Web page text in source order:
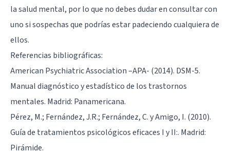
la salud mental, por lo que no debes dudar en consultar con
uno si sospechas que podrías estar padeciendo cualquiera de
ellos.
Referencias bibliográficas:
American Psychiatric Association –APA- (2014). DSM-5.
Manual diagnóstico y estadístico de los trastornos
mentales. Madrid: Panamericana.
Pérez, M.; Fernández, J.R.; Fernández, C. y Amigo, I. (2010).
Guía de tratamientos psicológicos eficaces I y II:. Madrid:
Pirámide.